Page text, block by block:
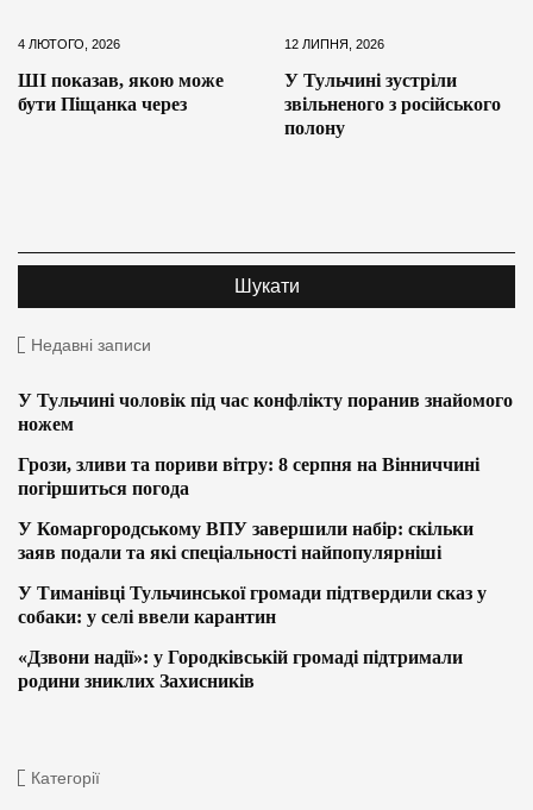
4 ЛЮТОГО, 2026
ШІ показав, якою може
бути Піщанка через
12 ЛИПНЯ, 2026
У Тульчині зустріли
звільненого з російського
полону
Недавні записи
У Тульчині чоловік під час конфлікту поранив знайомого
ножем
Грози, зливи та пориви вітру: 8 серпня на Вінниччині
погіршиться погода
У Комаргородському ВПУ завершили набір: скільки
заяв подали та які спеціальності найпопулярніші
У Тиманівці Тульчинської громади підтвердили сказ у
собаки: у селі ввели карантин
«Дзвони надії»: у Городківській громаді підтримали
родини зниклих Захисників
Категорії